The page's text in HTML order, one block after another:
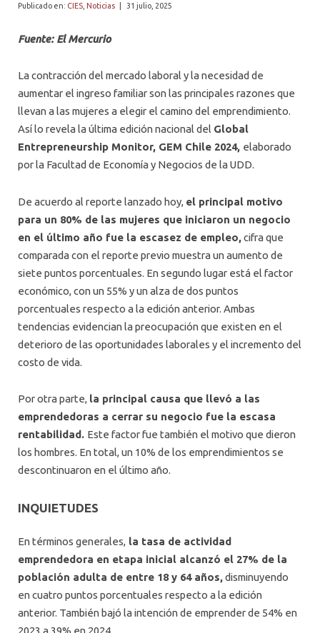
Publicado en: CIES Noticias 31 julio, 2025
Fuente: El Mercurio
La contracción del mercado laboral y la necesidad de
aumentar el ingreso familiar son las principales razones que
llevan a las mujeres a elegir el camino del emprendimiento.
Así lo revela la última edición nacional del Global
Entrepreneurship Monitor, GEM Chile 2024, elaborado
por la Facultad de Economía y Negocios de la UDD.
De acuerdo al reporte lanzado hoy, el principal motivo
para un 80% de las mujeres que iniciaron un negocio
en el último año fue la escasez de empleo,cifra que
comparada con el reporte previo muestra un aumento de
siete puntos porcentuales. En segundo lugar está el factor
económico, con un 55% y un alza de dos puntos
porcentuales respecto a la edición anterior. Ambas
tendencias evidencian la preocupación que existen en el
deterioro de las oportunidades laborales y el incremento del
costo de vida.
Por otra parte, la principal causa que llevó a las
emprendedoras a cerrar su negocio fue la escasa
rentabilidad. Este factor fue también el motivo que dieron
los hombres. En total, un 10% de los emprendimientos se
descontinuaron en el último año.
INQUIETUDES
En términos generales, la tasa de actividad
emprendedora en etapa inicial alcanzó el 27% de la
población adulta de entre 18 y 64 años,disminuyendo
en cuatro puntos porcentuales respecto a la edición
anterior. También bajó la intención de emprender de 54% en
2023 a 39% en 2024.